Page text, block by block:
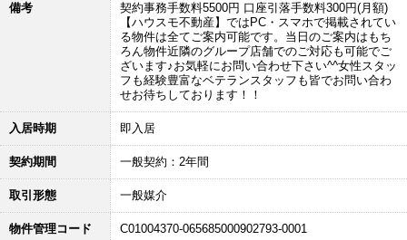
備考
契約事務手数料5500円 口座引落手数料300円(月額)
【ハウスモ不動産】ではPC・スマホで掲載されてい
る物件は全てご案内可能です。当日のご案内はもち
ろん物件近隣のグループ店舗でのご対応も可能でご
ざいます♪お気軽にお問い合わせ下さい^^女性スタッ
フも経験豊富なベテランスタッフも皆でお問い合わ
せお待ちしております！！
入居時期 即入居
契約期間 一般契約：2年間
取引形態 一般媒介
物件管理コード C01004370-065685000902793-0001